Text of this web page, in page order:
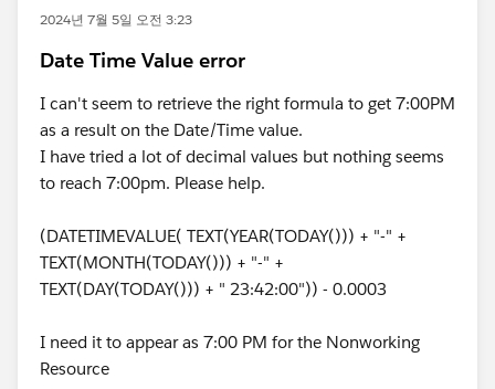
2024년 7월 5일 오전 3:23
Date Time Value error
I can't seem to retrieve the right formula to get 7:00PM
as a result on the Date/Time value.
I have tried a lot of decimal values but nothing seems
to reach 7:00pm. Please help.
(DATETIMEVALUE( TEXT(YEAR(TODAY())) + "-" +
TEXT(MONTH(TODAY())) + "-" +
TEXT(DAY(TODAY())) + " 23:42:00")) - 0.0003
I need it to appear as 7:00 PM for the Nonworking
Resource